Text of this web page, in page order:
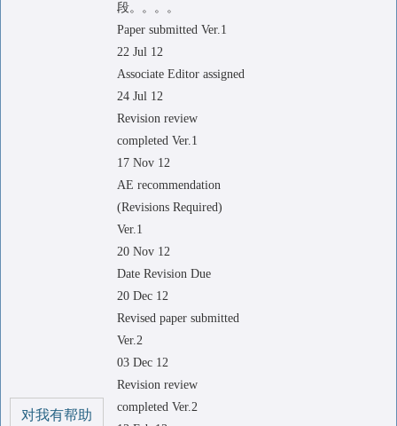
对我有帮助
段。。。。
Paper submitted Ver.1
22 Jul 12
Associate Editor assigned
24 Jul 12
Revision review
completed Ver.1
17 Nov 12
AE recommendation
(Revisions Required)
Ver.1
20 Nov 12
Date Revision Due
20 Dec 12
Revised paper submitted
Ver.2
03 Dec 12
Revision review
completed Ver.2